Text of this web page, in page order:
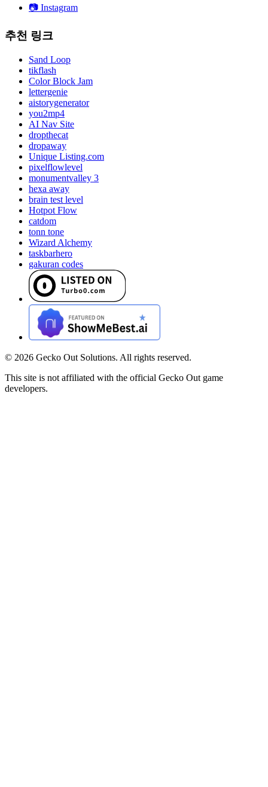
📷 Instagram
추천 링크
Sand Loop
tikflash
Color Block Jam
lettergenie
aistorygenerator
you2mp4
AI Nav Site
dropthecat
dropaway
Unique Listing.com
pixelflowlevel
monumentvalley 3
hexa away
brain test level
Hotpot Flow
catdom
tonn tone
Wizard Alchemy
taskbarhero
gakuran codes
© 2026 Gecko Out Solutions. All rights reserved.
This site is not affiliated with the official Gecko Out game
developers.